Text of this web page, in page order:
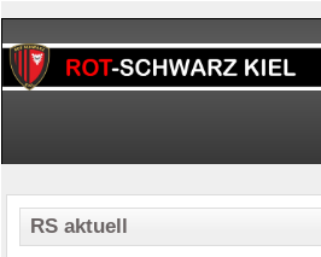
RS aktuell